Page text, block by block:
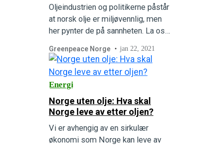
Oljeindustrien og politikerne påstår
at norsk olje er miljøvennlig, men
her pynter de på sannheten. La oss
oljeproduksjon.
Greenpeace Norge jan 22, 2021
Energi
Norge uten olje: Hva skal
Norge leve av etter oljen?
Vi er avhengig av en sirkulær
økonomi som Norge kan leve av